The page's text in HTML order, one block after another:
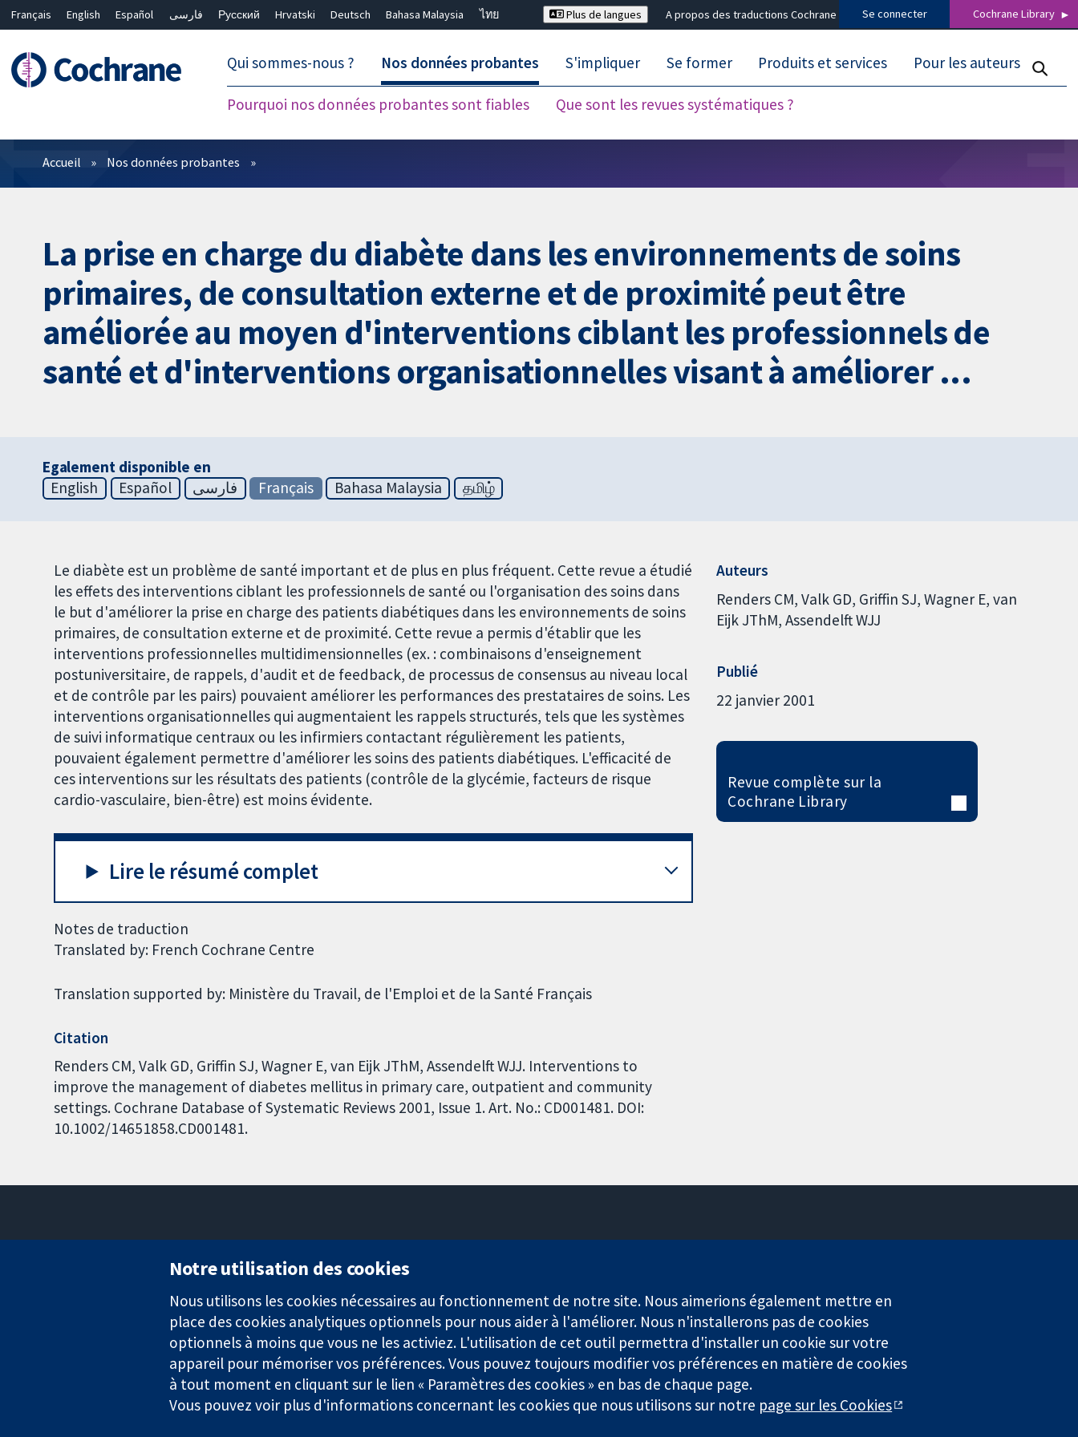
Français English Español فارسی Русский Hrvatski Deutsch Bahasa Malaysia
ไทย
Plus de langues A propos des traductions Cochrane Se connecter Cochrane Library
Qui sommes-nous ? Nos données probantes
Pourquoi nos données probantes sont fiables Que sont les revues systématiques ?
S'impliquer Se former Produits et services Pour les auteurs
Filtres
Accueil Nos données probantes
La prise en charge du diabète dans les environnements de soins
primaires, de consultation externe et de proximité peut être
améliorée au moyen d'interventions ciblant les professionnels de
santé et d'interventions organisationnelles visant à améliorer ...
Egalement disponible en
English
Español فارسی Français Bahasa Malaysia தமிழ்
Le diabète est un problème de santé important et de plus en plus fréquent. Cette revue a étudié
les effets des interventions ciblant les professionnels de santé ou l'organisation des soins dans
le but d'améliorer la prise en charge des patients diabétiques dans les environnements de soins
primaires, de consultation externe et de proximité. Cette revue a permis d'établir que les
interventions professionnelles multidimensionnelles (ex. : combinaisons d'enseignement
postuniversitaire, de rappels, d'audit et de feedback, de processus de consensus au niveau local
et de contrôle par les pairs) pouvaient améliorer les performances des prestataires de soins. Les
interventions organisationnelles qui augmentaient les rappels structurés, tels que les systèmes
de suivi informatique centraux ou les infirmiers contactant régulièrement les patients,
pouvaient également permettre d'améliorer les soins des patients diabétiques. L'efficacité de
ces interventions sur les résultats des patients (contrôle de la glycémie, facteurs de risque
cardio-vasculaire, bien-être) est moins évidente.
Lire le résumé complet
Notes de traduction
Translated by: French Cochrane Centre
Translation supported by: Ministère du Travail, de l'Emploi et de la Santé Français
Citation
Renders CM, Valk GD, Griffin SJ, Wagner E, van Eijk JThM, Assendelft WJJ. Interventions to
improve the management of diabetes mellitus in primary care, outpatient and community
settings. Cochrane Database of Systematic Reviews 2001, Issue 1. Art. No.: CD001481. DOI:
10.1002/14651858.CD001481.
Auteurs
Renders CM Valk GD Griffin SJ Wagner E van
Eijk JThM Assendelft WJJ
Publié
22 janvier 2001
Revue complète sur la
Cochrane Library
Londres
Royaume-Uni
Service de presse
Qui sommes-nous
Offres d'emploi
Cochrane Library
La Collaboration Cochrane est une association caritative (n° 1045921) et une société à responsabilité limitée par garantie (n° 03044323) enregistrée en Angleterre et au Pays de Galles. Numéro de
Notre utilisation des cookies
Nous utilisons les cookies nécessaires au fonctionnement de notre site. Nous aimerions également mettre en
place des cookies analytiques optionnels pour nous aider à l'améliorer. Nous n'installerons pas de cookies
optionnels à moins que vous ne les activiez. L'utilisation de cet outil permettra d'installer un cookie sur votre
appareil pour mémoriser vos préférences. Vous pouvez toujours modifier vos préférences en matière de cookies
à tout moment en cliquant sur le lien « Paramètres des cookies » en bas de chaque page.
Vous pouvez voir plus d'informations concernant les cookies que nous utilisons sur notre page sur les Cookies